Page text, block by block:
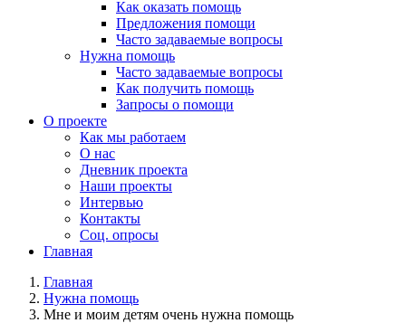
Как оказать помощь
Предложения помощи
Часто задаваемые вопросы
Нужна помощь
Часто задаваемые вопросы
Как получить помощь
Запросы о помощи
О проекте
Как мы работаем
О нас
Дневник проекта
Наши проекты
Интервью
Контакты
Соц. опросы
Главная
Главная
Нужна помощь
Мне и моим детям очень нужна помощь